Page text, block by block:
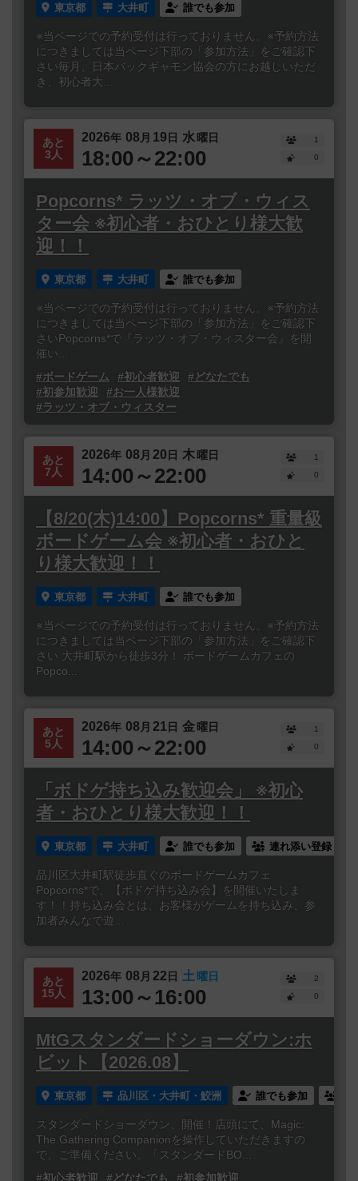
東京都 大井町 誰でも参加
※当ページでの予約受付は行っておりません。※予約方法
につきましては当ページ下部の「参加方法」をご確認下
さい毎月、日本バックギャモン協会の方にお越しいただ
き、初心者大...
あと
3人
2026年 08 月 19日 水曜日
18:00～22:00
1
0
Popcorns* ラッツ・オブ・ウィス
ター会 ※初心者・おひとり様大歓
迎！！
東京都 大井町 誰でも参加
※当ページでの予約受付は行っておりません。※予約方法
につきましては当ページ下部の「参加方法」をご確認下
さいPopcorns*で『ラッツ・オブ・ウィスター会』を開
催い...
#ボードゲーム
#初心者歓迎
#どなたでも
#初参加歓迎
#お一人様歓迎
#ラッツ・オブ・ウィスター
あと
7人
2026年 08 月 20日 木曜日
14:00～22:00
1
0
【8/20(木)14:00】Popcorns* 重量級
ボードゲーム会 ※初心者・おひと
り様大歓迎！！
東京都 大井町 誰でも参加
※当ページでの予約受付は行っておりません。※予約方法
につきましては当ページ下部の「参加方法」をご確認下
さい 大井町駅から徒歩3分！ ボードゲームカフェの
Popco...
あと
5人
2026年 08 月 21日 金曜日
14:00～22:00
1
0
「ボドゲ持ち込み歓迎会」 ※初心
者・おひとり様大歓迎！！
東京都 大井町 誰でも参加 連れ添い登録
品川区大井町駅徒歩直ぐのボードゲームカフェ
Popcorns*で、【ボドゲ持ち込み会】を開催いたしま
す！！持ち込み会とは、お客様がゲームを持ち込み、参
加者みんなで遊...
あと
15人
2026年 08 月 22日 土曜日
13:00～16:00
2
0
MtGスタンダードショーダウン:ホ
ビット【2026.08】
東京都 品川区・大井町・鮫洲 誰でも参加
スタンダードショーダウン、開催！店頭にて、Magic:
The Gathering Companionを操作していただきますの
で、ご準備ください。「スタンダードBO...
#初心者歓迎
#どなたでも #初参加歓迎